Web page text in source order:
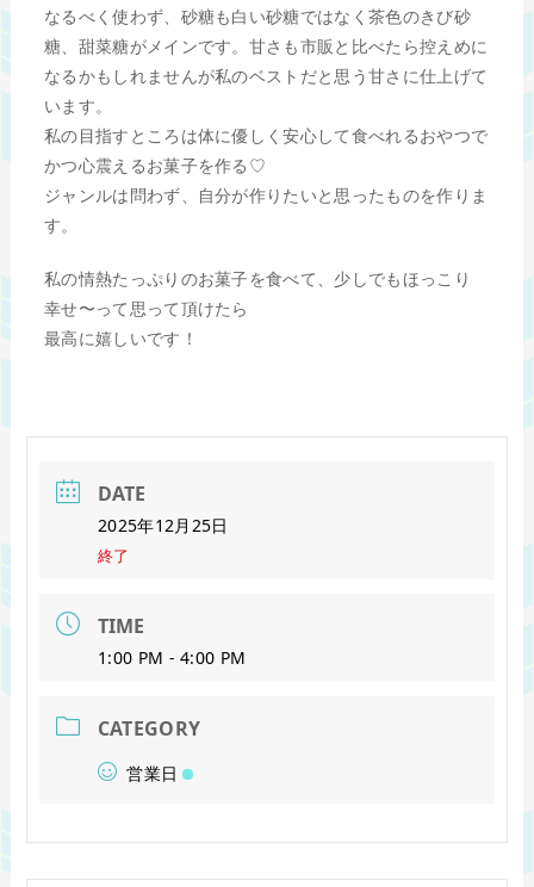
なるべく使わず、砂糖も白い砂糖ではなく茶色のきび砂
糖、甜菜糖がメインです。甘さも市販と比べたら控えめに
なるかもしれませんが私のベストだと思う甘さに仕上げて
います。
私の目指すところは体に優しく安心して食べれるおやつで
かつ心震えるお菓子を作る♡
ジャンルは問わず、自分が作りたいと思ったものを作りま
す。
私の情熱たっぷりのお菓子を食べて、少しでもほっこり
幸せ〜って思って頂けたら
最高に嬉しいです！
DATE
2025年12月25日
終了
TIME
1:00 PM - 4:00 PM
CATEGORY
営業日